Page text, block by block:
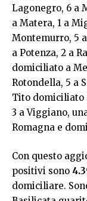
Lagonegro, 6 a
a Matera, 1 a
Montemurro, 5
a Potenza, 2 a
domiciliato a
Rotondella, 5 a
Tito domiciliato
3 a Viggiano,
Romagna e
Con questo
positivi sono
domiciliare.